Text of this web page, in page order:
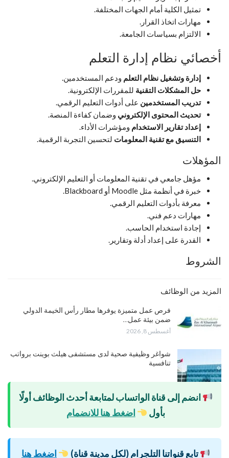
تمثيل الكلية أمام الجهات المختلفة.
مهارات اتخاذ القرار.
الالتزام بسياسات الجامعة.
أخصائي نظام إدارة التعلم
إدارة وتشغيل نظام التعلم ودعم المستخدمين.
حل المشكلات التقنية للمقررات الإلكترونية.
تدريب المستخدمين على أدوات التعليم الرقمي.
تحديث المحتوى الإلكتروني وضمان كفاءة المنصة.
إعداد تقارير الاستخدام ومؤشرات الأداء.
التنسيق مع تقنية المعلومات لتحسين التجربة الرقمية.
المؤهلات
مؤهل جامعي في تقنية المعلومات أو التعليم الإلكتروني.
خبرة في أنظمة مثل Moodle أو Blackboard.
معرفة بأدوات التعليم الرقمي.
مهارات دعم فني.
إجادة استخدام الحاسب.
القدرة على إعداد أدلة وتقارير.
الشروط
المزيد من الوظائف
فرص عمل متميزة يوفرها مطار رأس الخيمة الدولي
ضمن بيئة عمل…
أغسطس 8, 2026
شواغر وظيفية صحية لدى مستشفى هيلث بوينت برواتب
تنافسية
انضم إلى قناة الواتساب لمتابعة أحدث الوظائف أولًا
بأول
اضغط هنا للانضمام
تابع قنواتنا التلجرام (لكل مدينة قناة)
اضغط هنا